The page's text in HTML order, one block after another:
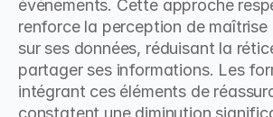
événements. Cette approche
renforce la perception de
sur ses données, réduisant la
partager ses informations. Les
intégrant ces éléments de
constatent une diminution